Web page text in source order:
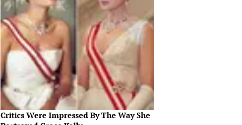
Critics Were Impressed By The Way She